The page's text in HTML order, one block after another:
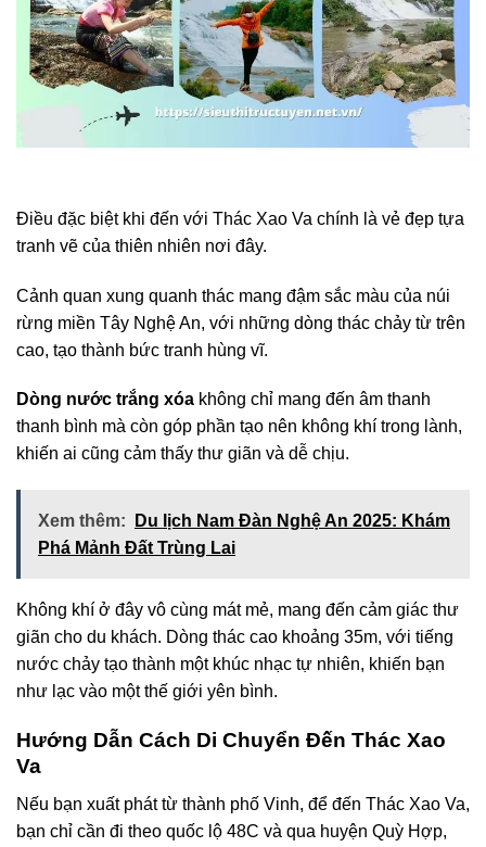
Điều đặc biệt khi đến với Thác Xao Va chính là vẻ đẹp tựa
tranh vẽ của thiên nhiên nơi đây.
Cảnh quan xung quanh thác mang đậm sắc màu của núi
rừng miền Tây Nghệ An, với những dòng thác chảy từ trên
cao, tạo thành bức tranh hùng vĩ.
Dòng nước trắng xóa không chỉ mang đến âm thanh
thanh bình mà còn góp phần tạo nên không khí trong lành,
khiến ai cũng cảm thấy thư giãn và dễ chịu.
Xem thêm:
Du lịch Nam Đàn Nghệ An 2025: Khám
Phá Mảnh Đất Trùng Lai
Không khí ở đây vô cùng mát mẻ, mang đến cảm giác thư
giãn cho du khách. Dòng thác cao khoảng 35m, với tiếng
nước chảy tạo thành một khúc nhạc tự nhiên, khiến bạn
như lạc vào một thế giới yên bình.
Hướng Dẫn Cách Di Chuyển Đến Thác Xao
Va
Nếu bạn xuất phát từ thành phố Vinh, để đến Thác Xao Va,
bạn chỉ cần đi theo quốc lộ 48C và qua huyện Quỳ Hợp,